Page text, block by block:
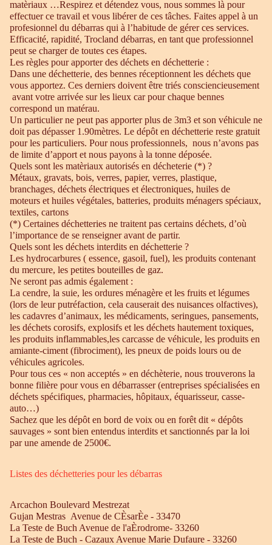
matèriaux …Respirez et détendez vous, nous sommes là pour
effectuer ce travail et vous libérer de ces tâches. Faites appel à un
profesionnel du débarras qui à l’habitude de gérer ces services.
Efficacité, rapidité, Trocland débarras, en tant que professionnel
peut se charger de toutes ces étapes.
Les règles pour apporter des déchets en déchetterie :
Dans une déchetterie, des bennes réceptionnent les déchets que
vous apportez. Ces derniers doivent être triés consciencieusement
avant votre arrivée sur les lieux car pour chaque bennes
correspond un matérau.
Un particulier ne peut pas apporter plus de 3m3 et son véhicule ne
doit pas dépasser 1.90mètres. Le dépôt en déchetterie reste gratuit
pour les particuliers. Pour nous professionnels, nous n’avons pas
de limite d’apport et nous payons à la tonne déposée.
Quels sont les matèriaux autorisés en décheterie (*) ?
Métaux, gravats, bois, verres, papier, verres, plastique,
branchages, déchets électriques et électroniques, huiles de
moteurs et huiles végétales, batteries, produits ménagers spéciaux,
textiles, cartons
(*) Certaines déchetteries ne traitent pas certains déchets, d’où
l’importance de se renseigner avant de partir.
Quels sont les déchets interdits en déchetterie ?
Les hydrocarbures ( essence, gasoil, fuel), les produits contenant
du mercure, les petites bouteilles de gaz.
Ne seront pas admis également :
La cendre, la suie, les ordures ménagère et les fruits et légumes
(lors de leur putréfaction, cela causerait des nuisances olfactives),
les cadavres d’animaux, les médicaments, seringues, pansements,
les déchets corosifs, explosifs et les déchets hautement toxiques,
les produits inflammables,les carcasse de véhicule, les produits en
amiante-ciment (fibrociment), les pneux de poids lours ou de
véhicules agricoles.
Pour tous ces « non acceptés » en déchèterie, nous trouverons la
bonne filière pour vous en débarrasser (entreprises spécialisées en
déchets spécifiques, pharmacies, hôpitaux, équarisseur, casse-
auto…)
Sachez que les dépôt en bord de voix ou en forêt dit « dépôts
sauvages » sont bien entendus interdits et sanctionnés par la loi
par une amende de 2500€.
Listes des déchetteries pour les débarras
Arcachon Boulevard Mestrezat
Gujan Mestras Avenue de CÈsarÈe - 33470
La Teste de Buch Avenue de l'aÈrodrome- 33260
La Teste de Buch - Cazaux Avenue Marie Dufaure - 33260